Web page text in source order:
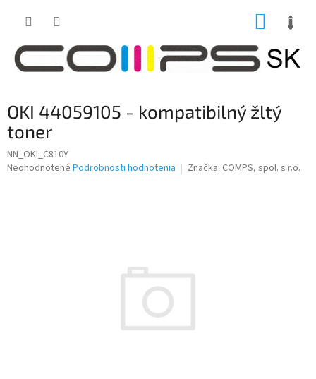
OKI 44059105 - kompatibilný žltý
toner
NN_OKI_C810Y
Priemerné
Neohodnotené Podrobnosti hodnotenia Značka: COMPS, spol. s r.o.